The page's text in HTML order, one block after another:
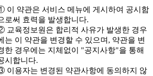
이 약관은 서비스 메뉴에 게시하여 공시함
로써 효력을 발생합니다.
교육정보원은 합리적 사유가 발생한 경우
는 이 약관을 변경할 수 있으며, 약관을 변
한 경우에는 지체없이 "공지사항"을 통해
시합니다.
이용자는 변경된 약관사항에 동의하지 않